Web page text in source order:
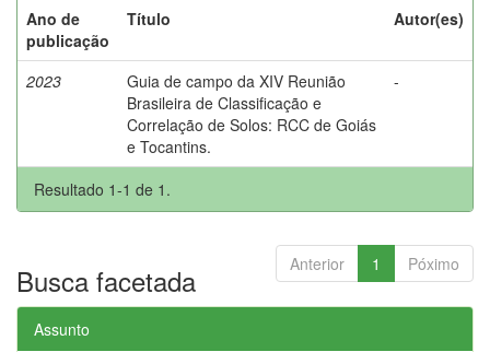
Ano de
publicação
Título Autor(es)
2023
Guia de campo da XIV Reunião
Brasileira de Classificação e
Correlação de Solos: RCC de Goiás
e Tocantins.
-
Resultado 1-1 de 1.
Anterior 1 Póximo
Busca facetada
Assunto